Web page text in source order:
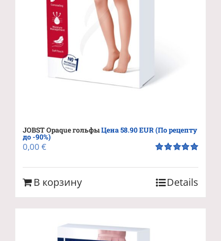
JOBST Opaque гольфыЦена 58.90 EUR (По рецепту
до -90%)
из 5
0,00 €
В корзину Details